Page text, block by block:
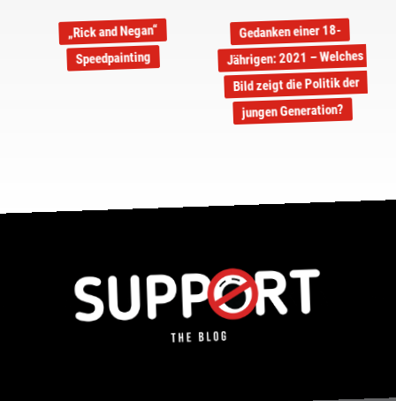
„Rick and Negan“
Speedpainting
Gedanken einer 18-
Jährigen: 2021 – Welches
Bild zeigt die Politik der
jungen Generation?